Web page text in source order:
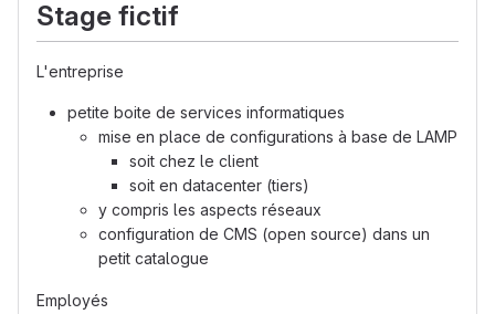
Stage fictif
L'entreprise
petite boite de services informatiques
mise en place de configurations à base de LAMP
soit chez le client
soit en datacenter (tiers)
y compris les aspects réseaux
configuration de CMS (open source) dans un
petit catalogue
Employés